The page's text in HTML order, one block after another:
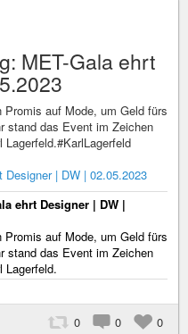
MET-Gala ehrt
Promis auf Mode, um Geld fürs
stand das Event im Zeichen
| DW | 02.05.2023
ehrt Designer | DW |
Promis auf Mode, um Geld fürs
stand das Event im Zeichen
Lagerfeld.
0 0 0